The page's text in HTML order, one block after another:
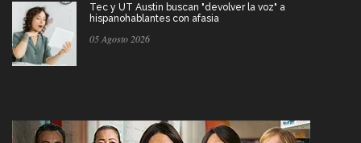
Tec y UT Austin buscan "devolver la voz" a
hispanohablantes con afasia
05 Agosto 2026